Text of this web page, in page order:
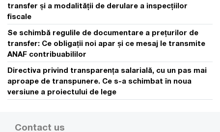
transfer și a modalității de derulare a inspecțiilor
fiscale
Se schimbă regulile de documentare a prețurilor de
transfer: Ce obligații noi apar și ce mesaj le transmite
ANAF contribuabililor
Directiva privind transparența salarială, cu un pas mai
aproape de transpunere. Ce s-a schimbat în noua
versiune a proiectului de lege
Contact us